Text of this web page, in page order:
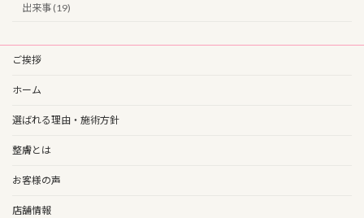
出来事 (19)
ご挨拶
ホーム
選ばれる理由・施術方針
整膚とは
お客様の声
店舗情報